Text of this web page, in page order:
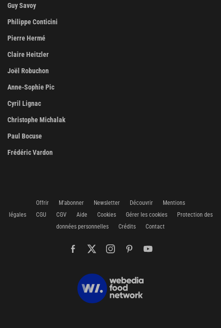
Guy Savoy
Philippe Conticini
Pierre Hermé
Claire Heitzler
Joël Robuchon
Anne-Sophie Pic
Cyril Lignac
Christophe Michalak
Paul Bocuse
Frédéric Vardon
Offrir M'abonner Newsletter Découvrir
Mentions
légales
CGU CGV Aide Cookies Gérer les cookies
Protection des
données personnelles
Crédits Contact